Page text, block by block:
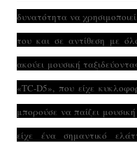
δυνατότητα να
του και σε αντίθεση με
ακούει μουσική
«TC-D5», που είχε
μπορούσε να παίζει
είχε ένα σημαντικό